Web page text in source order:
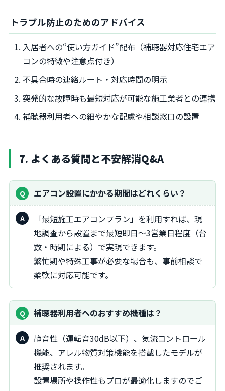
トラブル防止のためのアドバイス
入居者への“使い方ガイド”配布（補聴器対応住宅エア
コンの特徴や注意点付き）
不具合時の連絡ルート・対応時間の明示
突発的な故障時も最短対応が可能な施工業者との連携
補聴器利用者への細やかな配慮や相談窓口の設置
7. よくある質問と不安解消Q&A
エアコン設置にかかる期間はどれくらい？
「最短施工エアコンプラン」を利用すれば、現
地調査から設置まで最短即日～3営業日程度（台
数・時期による）で実現できます。
繁忙期や特殊工事が必要な場合も、事前相談で
柔軟に対応可能です。
補聴器利用者へのおすすめ機種は？
静音性（運転音30dB以下）、気流コントロール
機能、アレル物質対策機能を搭載したモデルが
推奨されます。
設置場所や操作性もプロが最適化しますのでご